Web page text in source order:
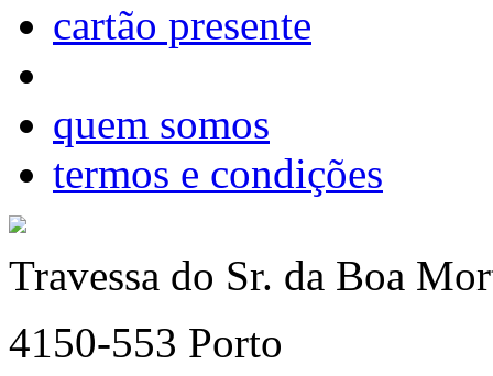
cartão presente
quem somos
termos e condições
Travessa do Sr. da Boa
4150-553 Porto